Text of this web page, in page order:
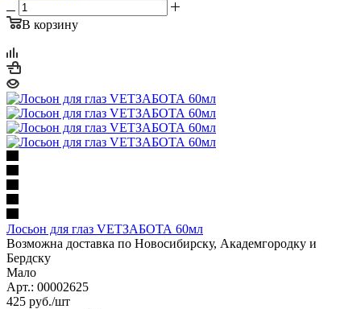
В корзину
Лосьон для глаз VETЗАБОТА 60мл
Возможна доставка по Новосибирску, Академгородку и
Бердску
Мало
Арт.: 00002625
425 руб./шт